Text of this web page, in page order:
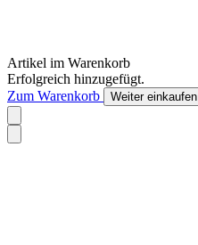
Artikel im Warenkorb
Erfolgreich hinzugefügt.
Zum Warenkorb
Weiter einkaufen